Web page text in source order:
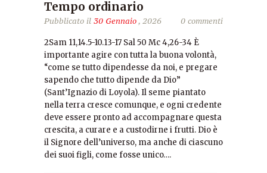
Tempo ordinario
Pubblicato il 30 Gennaio, 2026 0 commenti
2Sam 11,14.5-10.13-17 Sal 50 Mc 4,26-34 È
importante agire con tutta la buona volontà,
“come se tutto dipendesse da noi, e pregare
sapendo che tutto dipende da Dio”
(Sant’Ignazio di Loyola). Il seme piantato
nella terra cresce comunque, e ogni credente
deve essere pronto ad accompagnare questa
crescita, a curare e a custodirne i frutti. Dio è
il Signore dell’universo, ma anche di ciascuno
dei suoi figli, come fosse unico….